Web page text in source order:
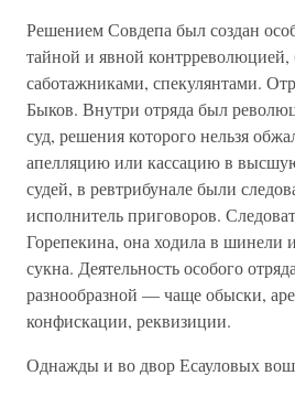
Решением Совдепа был создан
тайной и явной
саботажниками, спекулянтами.
Быков. Внутри отряда был
суд, решения которого нельзя
апелляцию или кассацию в
судей, в ревтрибунале были
исполнитель приговоров.
Горепекина, она ходила в шинели
сукна. Деятельность особого
разнообразной — чаще обыски,
конфискации, реквизиции.
Однажды и во двор Есауловых